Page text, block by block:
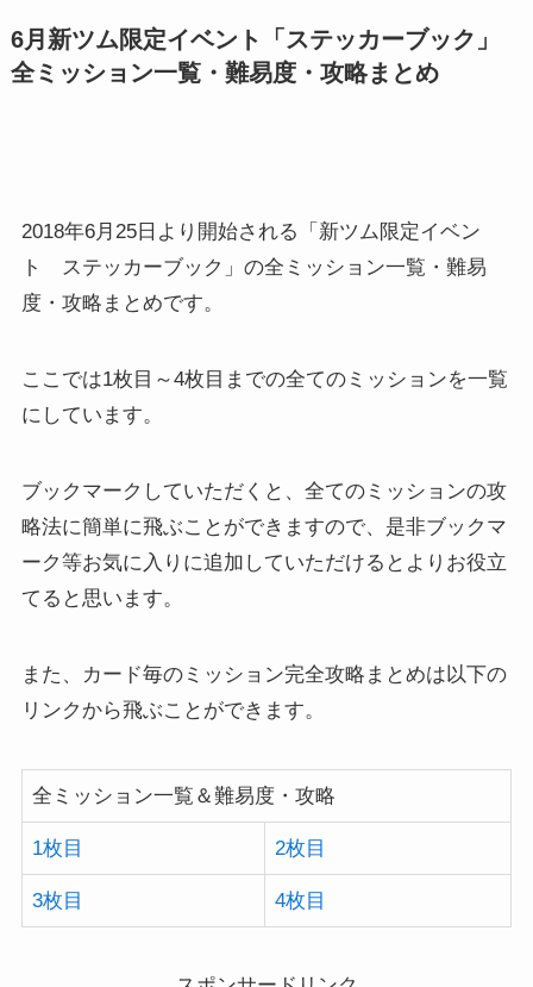
6月新ツム限定イベント「ステッカーブック」
全ミッション一覧・難易度・攻略まとめ
2018年6月25日より開始される「新ツム限定イベン
ト ステッカーブック」の全ミッション一覧・難易
度・攻略まとめです。
ここでは1枚目～4枚目までの全てのミッションを一覧
にしています。
ブックマークしていただくと、全てのミッションの攻
略法に簡単に飛ぶことができますので、是非ブックマ
ーク等お気に入りに追加していただけるとよりお役立
てると思います。
また、カード毎のミッション完全攻略まとめは以下の
リンクから飛ぶことができます。
全ミッション一覧＆難易度・攻略
1枚目 2枚目
3枚目 4枚目